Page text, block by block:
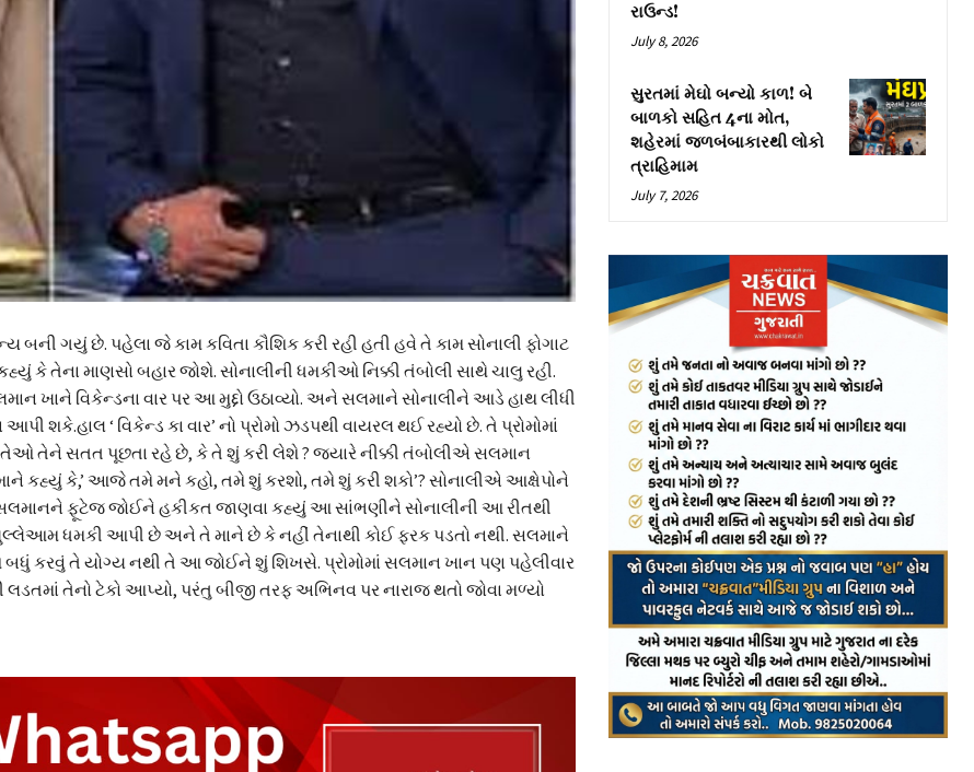
ગયું છે. પહેલા જે કામ કવિતા કૌશિક કરી રહી હતી હવે તે કામ સોનાલી ફોગાટ
કે તેના માણસો બહાર જોશે. સોનાલીની ધમકીઓ નિક્કી તંબોલી સાથે ચાલુ રહી.
ખાને વિકેન્ડના વાર પર આ મુદ્દો ઉઠાવ્યો. અને સલમાને સોનાલીને આડે હાથ લીધી
‘ વિકેન્ડ કા વાર’ નો પ્રોમો ઝડપથી વાયરલ થઈ રહ્યો છે. તે પ્રોમોમાં
તેઓ તેને સતત પૂછતા રહે છે, કે તે શું કરી લેશે ? જ્યારે નીક્કી તંબોલીએ સલમાન
કે,’ આજે તમે મને કહો, તમે શું કરશો, તમે શું કરી શકો’? સોનાલીએ આક્ષેપોને
ફૂટેજ જોઈને હકીકત જાણવા કહ્યું આ સાંભણીને સોનાલીની આ રીતથી
ધમકી આપી છે અને તે માને છે કે નહીં તેનાથી કોઈ ફરક પડતો નથી. સલમાને
કરવું તે યોગ્ય નથી તે આ જોઈને શું શિખસે. પ્રોમોમાં સલમાન ખાન પણ પહેલીવાર
તેનો ટેકો આપ્યો, પરંતુ બીજી તરફ અભિનવ પર નારાજ થતો જોવા મળ્યો
રાઉન્ડ!
July 8, 2026
સુરતમાં મેઘો બન્યો કાળ! બે
બાળકો સહિત 4ના મોત,
શહેરમાં જળબંબાકારથી લોકો
ત્રાહિમામ
July 7, 2026